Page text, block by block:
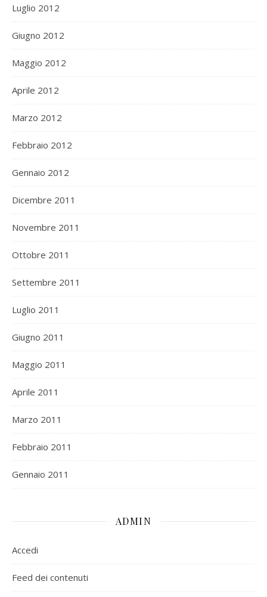
Luglio 2012
Giugno 2012
Maggio 2012
Aprile 2012
Marzo 2012
Febbraio 2012
Gennaio 2012
Dicembre 2011
Novembre 2011
Ottobre 2011
Settembre 2011
Luglio 2011
Giugno 2011
Maggio 2011
Aprile 2011
Marzo 2011
Febbraio 2011
Gennaio 2011
ADMIN
Accedi
Feed dei contenuti